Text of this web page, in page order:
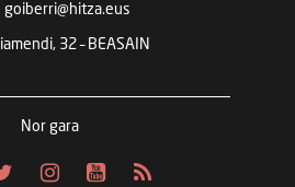
goiberri@hitza.eus
32 – BEASAIN
Nor gara